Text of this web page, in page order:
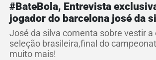
#BateBola, Entrevista
jogador do barcelona josé da
José da silva comenta sobre vestir a
seleção brasileira,final do
muito mais!